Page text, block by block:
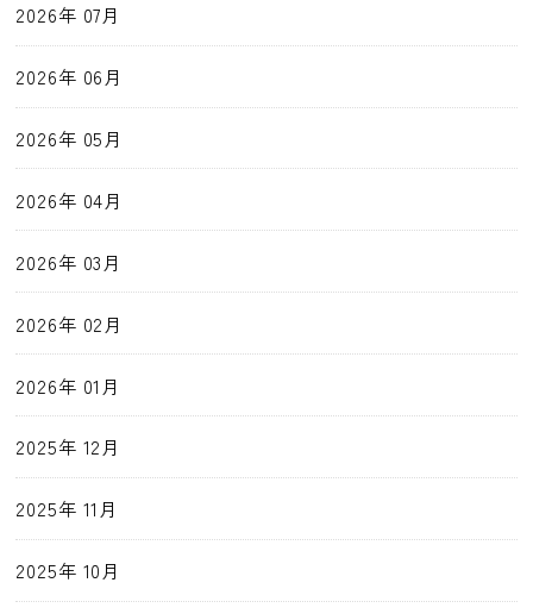
2026年 07月
2026年 06月
2026年 05月
2026年 04月
2026年 03月
2026年 02月
2026年 01月
2025年 12月
2025年 11月
2025年 10月